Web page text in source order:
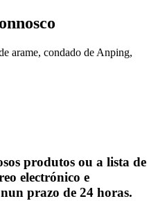
arame, condado de Anping,
produtos ou a lista de
electrónico e
prazo de 24 horas.